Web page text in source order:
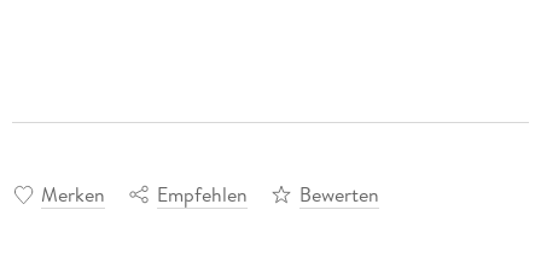
Merken Empfehlen Bewerten